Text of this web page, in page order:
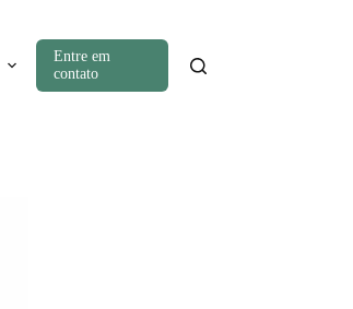
Entre em
contato